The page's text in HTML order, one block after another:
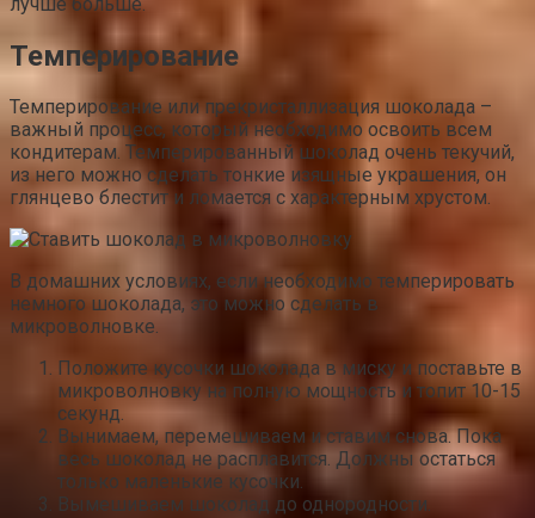
Темперирование
Темперирование или прекристаллизация шоколада –
важный процесс, который необходимо освоить всем
кондитерам. Темперированный шоколад очень текучий,
из него можно сделать тонкие изящные украшения, он
глянцево блестит и ломается с характерным хрустом.
В домашних условиях, если необходимо темперировать
немного шоколада, это можно сделать в
микроволновке.
Положите кусочки шоколада в миску и поставьте в
микроволновку на полную мощность и топит 10-15
секунд.
Вынимаем, перемешиваем и ставим снова. Пока
весь шоколад не расплавится. Должны остаться
только маленькие кусочки.
Вымешиваем шоколад до однородности.